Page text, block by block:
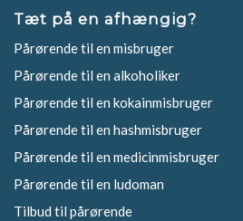
Tæt på en afhængig?
Pårørende til en misbruger
Pårørende til en alkoholiker
Pårørende til en kokainmisbruger
Pårørende til en hashmisbruger
Pårørende til en medicinmisbruger
Pårørende til en ludoman
Tilbud til pårørende